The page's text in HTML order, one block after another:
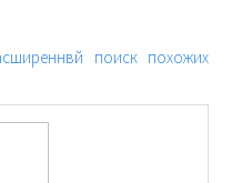
поиск похожих